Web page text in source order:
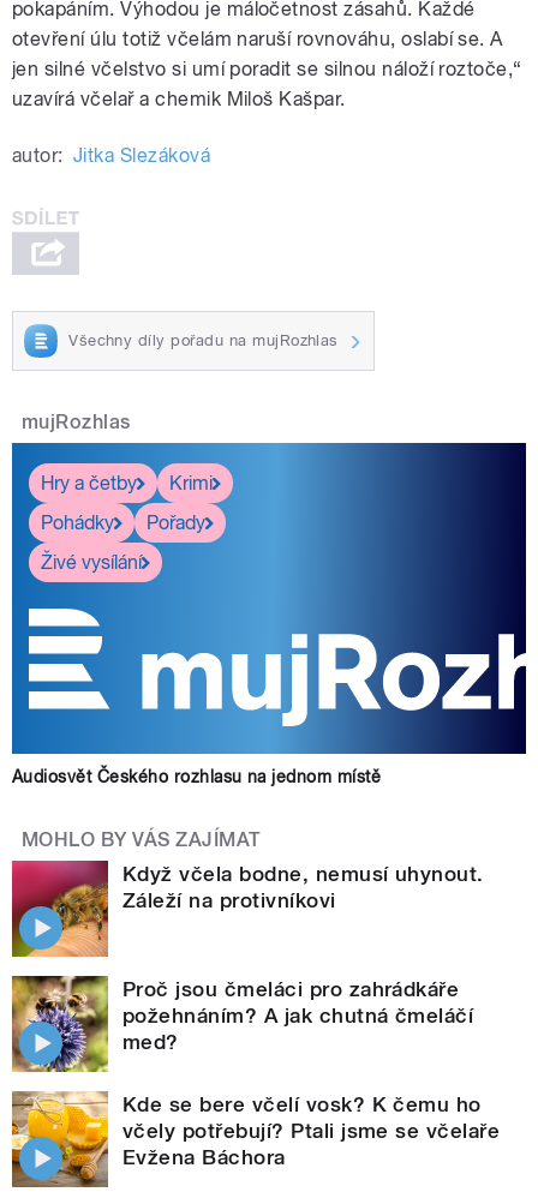
pokapáním. Výhodou je máločetnost zásahů. Každé
otevření úlu totiž včelám naruší rovnováhu, oslabí se. A
jen silné včelstvo si umí poradit se silnou náloží roztoče,“
uzavírá včelař a chemik Miloš Kašpar.
autor: Jitka Slezáková
Všechny díly pořadu na mujRozhlas
mujRozhlas
Hry a četby
Krimi
Pohádky
Pořady
Živé vysílání
Audiosvět Českého rozhlasu na jednom místě
MOHLO BY VÁS ZAJÍMAT
Když včela bodne, nemusí uhynout.
Záleží na protivníkovi
Proč jsou čmeláci pro zahrádkáře
požehnáním? A jak chutná čmeláčí
med?
Kde se bere včelí vosk? K čemu ho
včely potřebují? Ptali jsme se včelaře
Evžena Báchora